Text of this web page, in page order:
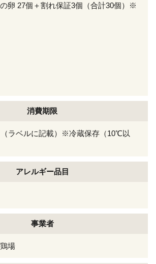
卵 27個＋割れ保証3個（合計30個）※
消費期限
ラベルに記載）※冷蔵保存（10℃以
アレルギー品目
事業者
場